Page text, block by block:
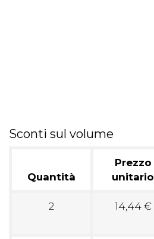
Sconti sul volume
Quantità
Prezzo
unitario
2 14,44 €